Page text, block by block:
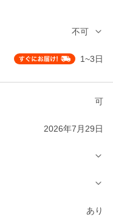
不可
1~3日
可
2026年7月29日
あり